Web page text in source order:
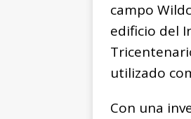
campo
edificio del
utilizado
Con una